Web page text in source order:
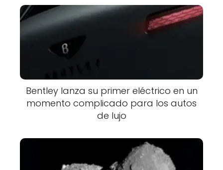
Bentley lanza su primer eléctrico en un
momento complicado para los autos
de lujo